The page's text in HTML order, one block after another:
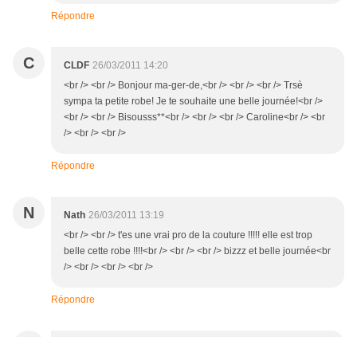
Répondre
C CLDF 26/03/2011 14:20
<br /> <br /> Bonjour ma-ger-de,<br /> <br /> <br /> Trsè
sympa ta petite robe! Je te souhaite une belle journée!<br />
<br /> <br /> Bisousss**<br /> <br /> <br /> Caroline<br /> <br
/> <br /> <br />
Répondre
N Nath 26/03/2011 13:19
<br /> <br /> t'es une vrai pro de la couture !!!!! elle est trop
belle cette robe !!!!<br /> <br /> <br /> bizzz et belle journée<br
/> <br /> <br /> <br />
Répondre